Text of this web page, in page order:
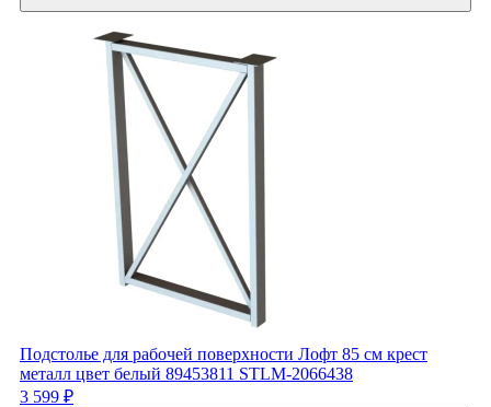
Подстолье для рабочей поверхности Лофт 85 см крест
металл цвет белый 89453811 STLM-2066438
3 599 ₽